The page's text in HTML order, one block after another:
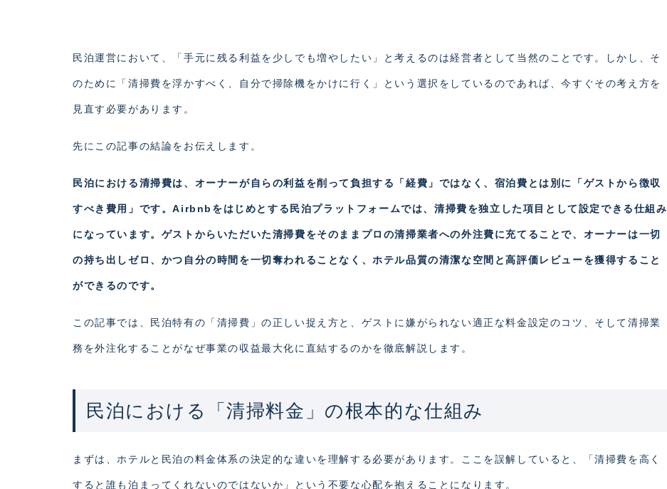
民泊運営において、「手元に残る利益を少しでも増やしたい」と考えるのは経営者として当然のことです。しかし、そ
のために「清掃費を浮かすべく、自分で掃除機をかけに行く」という選択をしているのであれば、今すぐその考え方を
見直す必要があります。
先にこの記事の結論をお伝えします。
民泊における清掃費は、オーナーが自らの利益を削って負担する「経費」ではなく、宿泊費とは別に「ゲストから徴収
すべき費用」です。Airbnbをはじめとする民泊プラットフォームでは、清掃費を独立した項目として設定できる仕組み
になっています。ゲストからいただいた清掃費をそのままプロの清掃業者への外注費に充てることで、オーナーは一切
の持ち出しゼロ、かつ自分の時間を一切奪われることなく、ホテル品質の清潔な空間と高評価レビューを獲得すること
ができるのです。
この記事では、民泊特有の「清掃費」の正しい捉え方と、ゲストに嫌がられない適正な料金設定のコツ、そして清掃業
務を外注化することがなぜ事業の収益最大化に直結するのかを徹底解説します。
民泊における「清掃料金」の根本的な仕組み
まずは、ホテルと民泊の料金体系の決定的な違いを理解する必要があります。ここを誤解していると、「清掃費を高く
すると誰も泊まってくれないのではないか」という不要な心配を抱えることになります。